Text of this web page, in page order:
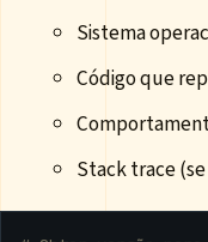
Sistema
Código que
Stack trace